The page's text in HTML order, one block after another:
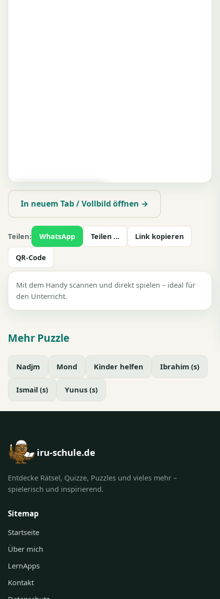
▶ Zum Spielen tippen
In neuem Tab / Vollbild öffnen →
Teilen: WhatsApp Teilen … Link kopieren
QR-Code
Mit dem Handy scannen und direkt spielen – ideal für
den Unterricht.
Mehr Puzzle
Nadjm Mond Kinder helfen Ibrahim (s)
Ismail (s) Yunus (s)
iru-schule.de
Entdecke Rätsel, Quizze, Puzzles und vieles mehr –
spielerisch und inspirierend.
Sitemap
Startseite
Über mich
LernApps
Kontakt